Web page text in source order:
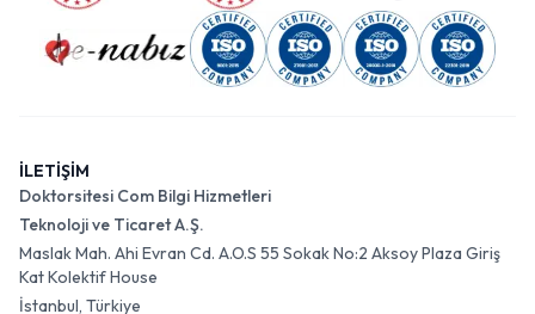
İLETİŞİM
Doktorsitesi Com Bilgi Hizmetleri
Teknoloji ve Ticaret A.Ş.
Maslak Mah. Ahi Evran Cd. A.O.S 55 Sokak No:2 Aksoy Plaza Giriş
Kat Kolektif House
İstanbul, Türkiye